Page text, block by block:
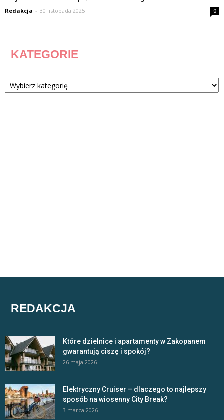
Redakcja - 30 listopada 2025 0
KATEGORIE
Kategorie
REDAKCJA
Które dzielnice i apartamenty w Zakopanem
gwarantują ciszę i spokój?
26 maja 2026
Elektryczny Cruiser – dlaczego to najlepszy
sposób na wiosenny City Break?
3 marca 2026